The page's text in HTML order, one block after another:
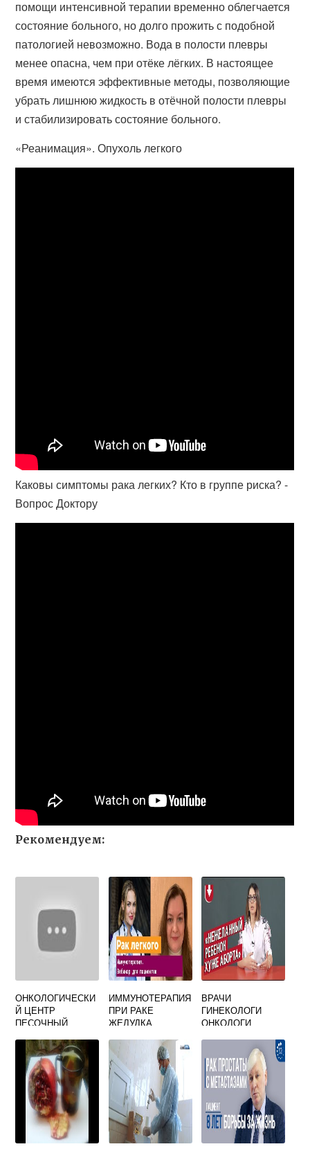
помощи интенсивной терапии временно облегчается
состояние больного, но долго прожить с подобной
патологией невозможно. Вода в полости плевры
менее опасна, чем при отёке лёгких. В настоящее
время имеются эффективные методы, позволяющие
убрать лишнюю жидкость в отёчной полости плевры
и стабилизировать состояние больного.
«Реанимация». Опухоль легкого
Каковы симптомы рака легких? Кто в группе риска? -
Вопрос Доктору
Рекомендуем:
ОНКОЛОГИЧЕСКИ
Й ЦЕНТР
ПЕСОЧНЫЙ
ИММУНОТЕРАПИЯ
ПРИ РАКЕ
ЖЕЛУДКА
ВРАЧИ
ГИНЕКОЛОГИ
ОНКОЛОГИ